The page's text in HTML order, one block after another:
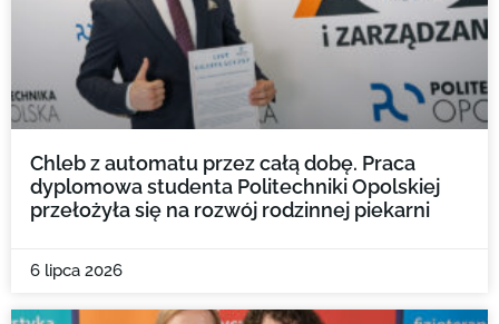
Chleb z automatu przez całą dobę. Praca
dyplomowa studenta Politechniki Opolskiej
przełożyła się na rozwój rodzinnej piekarni
6 lipca 2026